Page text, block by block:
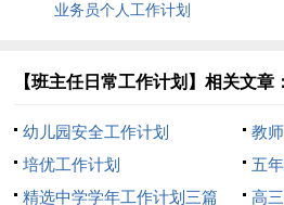
业务员个人工作计划
【班主任日常工作计划】相关文章：
幼儿园安全工作计划
教
培优工作计划
五
精选中学学年工作计划三篇
高